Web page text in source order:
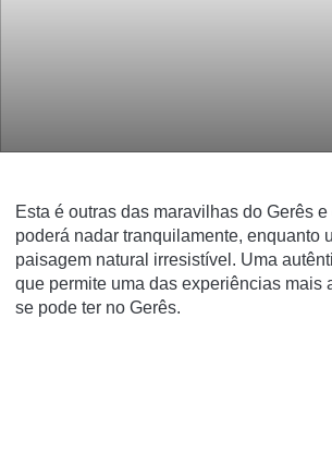
Esta é outras das maravilhas do Gerês
poderá nadar tranquilamente, enquanto
paisagem natural irresistível. Uma
que permite uma das experiências mais
se pode ter no Gerês.